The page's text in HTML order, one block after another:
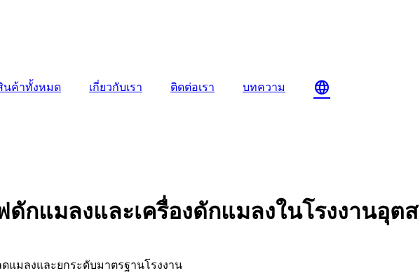
นค้าทั้งหมด เกี่ยวกับเรา ติดต่อเรา บทความ language
กแมลงและเครื่องดักแมลงในโรงงานอุต